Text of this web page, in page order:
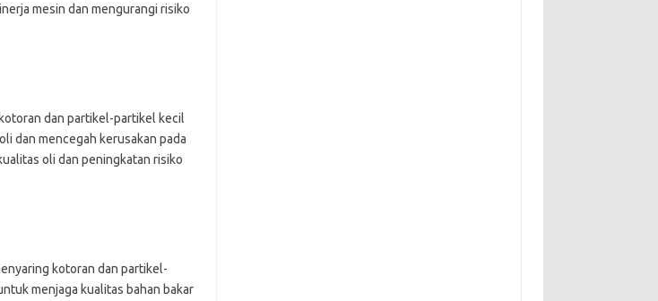
mesin dan mengurangi risiko
dan partikel-partikel kecil
dan mencegah kerusakan pada
oli dan peningkatan risiko
kotoran dan partikel-
menjaga kualitas bahan bakar